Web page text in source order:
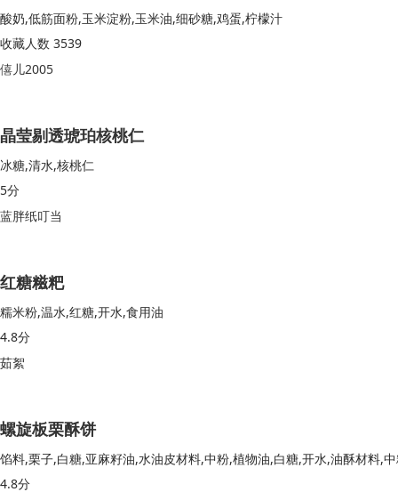
酸奶,低筋面粉,玉米淀粉,玉米油,细砂糖,鸡蛋,柠檬汁
收藏人数 3539
僖儿2005
晶莹剔透琥珀核桃仁
冰糖,清水,核桃仁
5分
蓝胖纸叮当
红糖糍粑
糯米粉,温水,红糖,开水,食用油
4.8分
茹絮
螺旋板栗酥饼
4.8分